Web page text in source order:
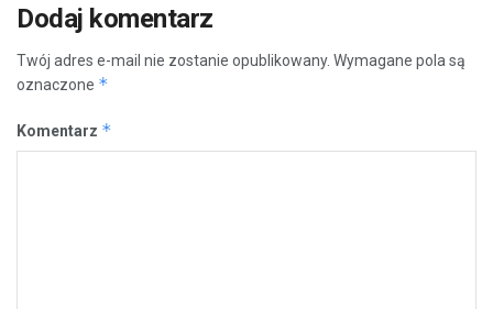
Dodaj komentarz
Twój adres e-mail nie zostanie opublikowany. Wymagane pola są
oznaczone *
Komentarz *